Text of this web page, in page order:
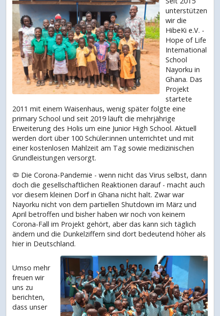
unterstützen
wir die
HibeKi e.V. -
Hope of Life
International
School
Nayorku in
Ghana. Das
Projekt
startete
2011 mit einem Waisenhaus, wenig später folgte eine
primary School und seit 2019 läuft die mehrjährige
Erweiterung des Holis um eine Junior High School. Aktuell
werden dort über 100 Schüler:innen unterrichtet und mit
einer kostenlosen Mahlzeit am Tag sowie medizinischen
Grundleistungen versorgt.
🦠 Die Corona-Pandemie - wenn nicht das Virus selbst, dann
doch die gesellschaftlichen Reaktionen darauf - macht auch
vor diesem kleinen Dorf in Ghana nicht halt. Zwar war
Nayorku nicht von dem partiellen Shutdown im März und
April betroffen und bisher haben wir noch von keinem
Corona-Fall im Projekt gehört, aber das kann sich täglich
ändern und die Dunkelziffern sind dort bedeutend höher als
hier in Deutschland.
Umso mehr
freuen wir
uns zu
berichten,
dass unser